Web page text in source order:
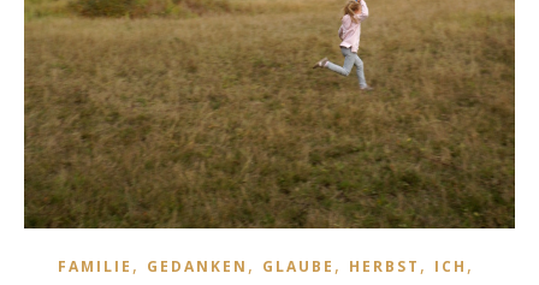
FAMILIE , GEDANKEN , GLAUBE , HERBST , ICH ,